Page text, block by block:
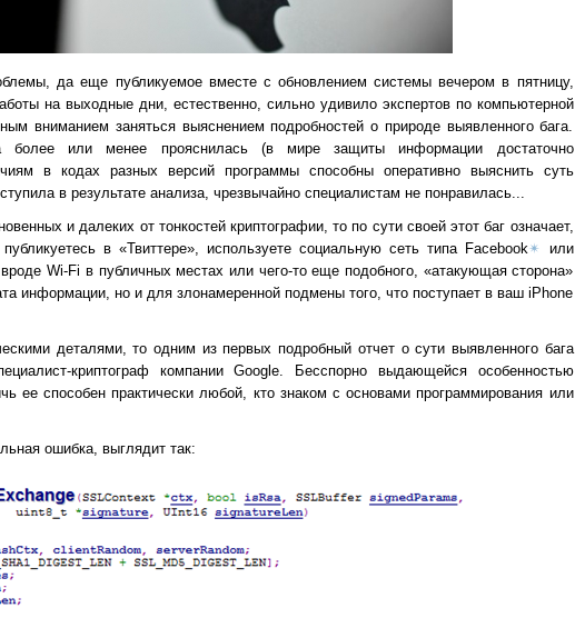
да еще публикуемое вместе с обновлением системы вечером в пятницу,
на выходные дни, естественно, сильно удивило экспертов по компьютерной
вниманием заняться выяснением подробностей о природе выявленного бага.
или менее прояснилась (в мире защиты информации достаточно
в кодах разных версий программы способны оперативно выяснить суть
в результате анализа, чрезвычайно специалистам не понравилась...
и далеких от тонкостей криптографии, то по сути своей этот баг означает,
в «Твиттере», используете социальную сеть типа Facebook✴
или
Wi-Fi в публичных местах или чего-то еще подобного, «атакующая сторона»
информации, но и для злонамеренной подмены того, что поступает в ваш iPhone
деталями, то одним из первых подробный отчет о сути выявленного бага
криптограф компании Google. Бесспорно выдающейся особенностью
ее способен практически любой, кто знаком с основами программирования или
ошибка, выглядит так: